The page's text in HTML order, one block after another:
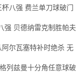
八强 费兰单刀球破门
强 贝德纳雷克制胜帕夫
尔瓦塞特补时绝杀 无
列兹曼十分角任意球破